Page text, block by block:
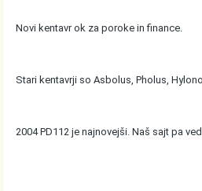
Novi kentavr ok za poroke in finance.
Stari kentavrji so Asbolus, Pholus,
2004 PD112 je najnovejši. Naš sajt pa